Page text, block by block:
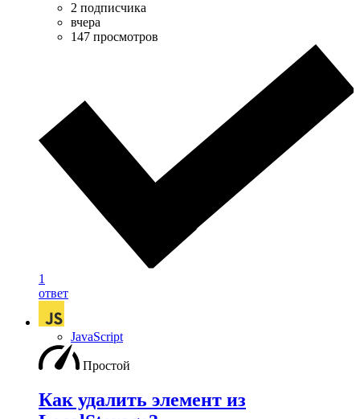
2 подписчика
вчера
147 просмотров
1
ответ
JavaScript
Простой
Как удалить элемент из